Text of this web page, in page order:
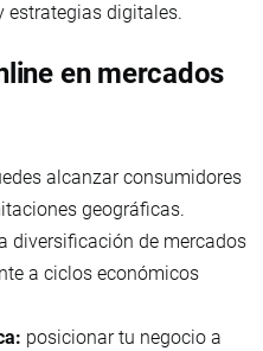
estrategias digitales.
en mercados
alcanzar consumidores
geográficas.
diversificación de mercados
a ciclos económicos
posicionar tu negocio a